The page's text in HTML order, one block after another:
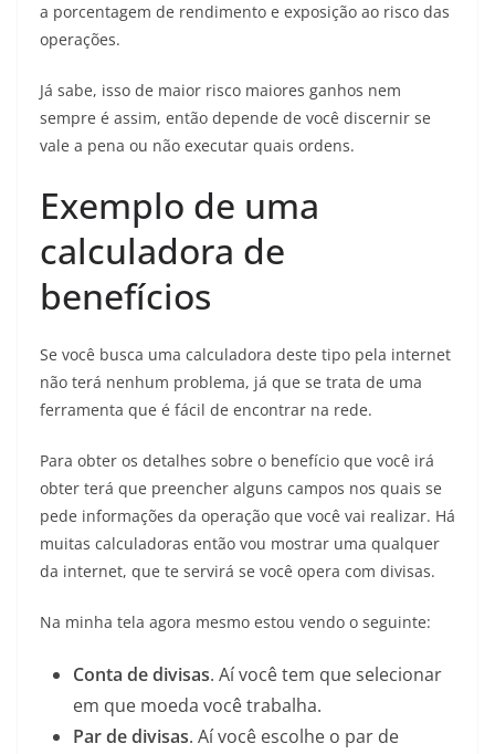
a porcentagem de rendimento e exposição ao risco das
operações.
Já sabe, isso de maior risco maiores ganhos nem
sempre é assim, então depende de você discernir se
vale a pena ou não executar quais ordens.
Exemplo de uma
calculadora de
benefícios
Se você busca uma calculadora deste tipo pela internet
não terá nenhum problema, já que se trata de uma
ferramenta que é fácil de encontrar na rede.
Para obter os detalhes sobre o benefício que você irá
obter terá que preencher alguns campos nos quais se
pede informações da operação que você vai realizar. Há
muitas calculadoras então vou mostrar uma qualquer
da internet, que te servirá se você opera com divisas.
Na minha tela agora mesmo estou vendo o seguinte:
Conta de divisas. Aí você tem que selecionar
em que moeda você trabalha.
Par de divisas. Aí você escolhe o par de